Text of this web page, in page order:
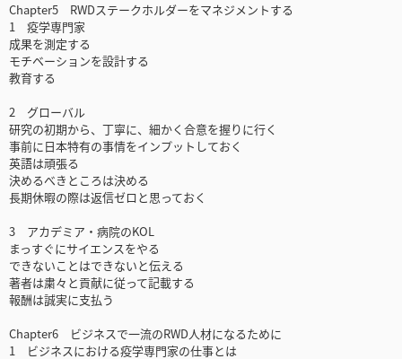
Chapter5 RWDステークホルダーをマネジメントする
1 疫学専門家
成果を測定する
モチベーションを設計する
教育する
2 グローバル
研究の初期から、丁寧に、細かく合意を握りに行く
事前に日本特有の事情をインプットしておく
英語は頑張る
決めるべきところは決める
長期休暇の際は返信ゼロと思っておく
3 アカデミア・病院のKOL
まっすぐにサイエンスをやる
できないことはできないと伝える
著者は粛々と貢献に従って記載する
報酬は誠実に支払う
Chapter6 ビジネスで一流のRWD人材になるために
1 ビジネスにおける疫学専門家の仕事とは